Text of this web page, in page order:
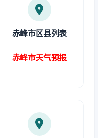
赤峰市区县列表
赤峰市天气预报